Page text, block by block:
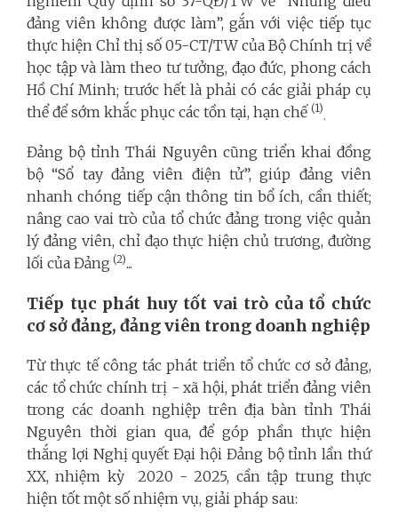
đảng viên không được làm”, gắn với việc tiếp tục
thực hiện Chỉ thị số 05-CT/TW của Bộ Chính trị về
học tập và làm theo tư tưởng, đạo đức, phong cách
Hồ Chí Minh; trước hết là phải có các giải pháp cụ
thể để sớm khắc phục các tồn tại, hạn chế (1)
.
Đảng bộ tỉnh Thái Nguyên cũng triển khai đồng
bộ “Sổ tay đảng viên điện tử”, giúp đảng viên
nhanh chóng tiếp cận thông tin bổ ích, cần thiết;
nâng cao vai trò của tổ chức đảng trong việc quản
lý đảng viên, chỉ đạo thực hiện chủ trương, đường
lối của Đảng (2)...
Tiếp tục phát huy tốt vai trò của tổ chức
cơ sở đảng, đảng viên trong doanh nghiệp
Từ thực tế công tác phát triển tổ chức cơ sở đảng,
các tổ chức chính trị - xã hội, phát triển đảng viên
trong các doanh nghiệp trên địa bàn tỉnh Thái
Nguyên thời gian qua, để góp phần thực hiện
thắng lợi Nghị quyết Đại hội Đảng bộ tỉnh lần thứ
XX, nhiệm kỳ 2020 - 2025, cần tập trung thực
hiện tốt một số nhiệm vụ, giải pháp sau: